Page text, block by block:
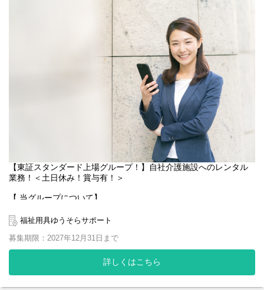
【東証スタンダード上場グループ！】自社介護施設へのレンタル
業務！＜土日休み！賞与有！＞
【 当グループについて】
で、経営基盤が安定しています！ グループ6社でフードサービス・
有料老人ホームや訪問介護など 高齢者向け福祉施設・事業所を運
営しています。 さらなる高齢化の進行に伴い、 今後ますます社会
貢献度が高まる領域です！
福祉用具ゆうそらサポート
募集期限：2027年12月31日まで
詳しくはこちら